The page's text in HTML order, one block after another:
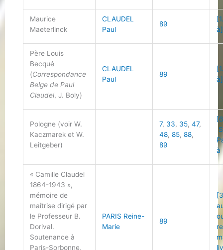
Maurice
Maeterlinck
CLAUDEL
Paul
89
à]
Père Louis
Becqué
(Correspondance
Belge de Paul
Claudel, J. Boly)
CLAUDEL
Paul
89
à]
Pologne (voir W.
Kaczmarek et W.
Leitgeber)
7, 33, 35,47,
48,85,88,
89
à
« Camille Claudel
1864-1943 »,
mémoire de
maîtrise dirigé par
le Professeur B.
Dorival.
Soutenance à
Paris-Sorbonne,
PARIS Reine-
Marie
89